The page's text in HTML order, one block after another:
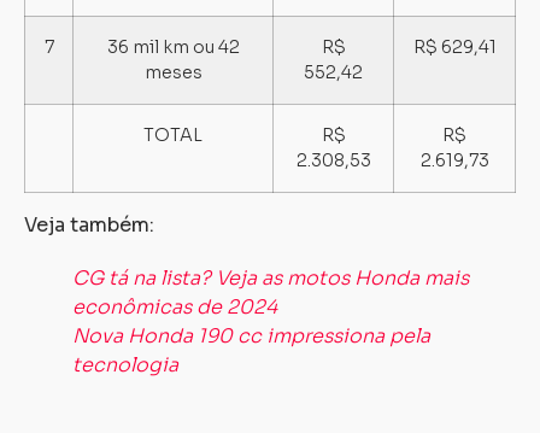
7
36 mil km ou 42
meses
R$
552,42
R$ 629,41
TOTAL
R$
2.308,53
R$
2.619,73
Veja também:
CG tá na lista? Veja as motos Honda mais
econômicas de 2024
Nova Honda 190 cc impressiona pela
tecnologia
Carregando...
Carregando...